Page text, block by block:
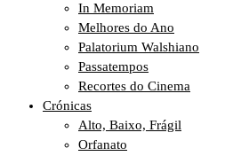
In Memoriam
Melhores do Ano
Palatorium Walshiano
Passatempos
Recortes do Cinema
Crónicas
Alto, Baixo, Frágil
Orfanato